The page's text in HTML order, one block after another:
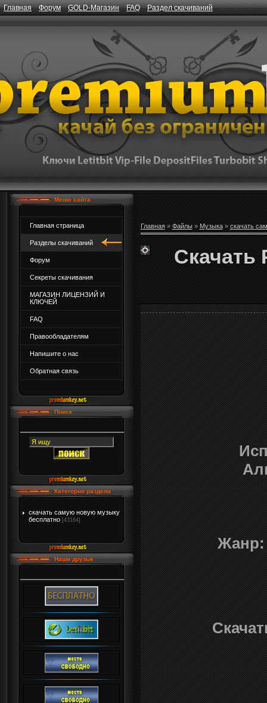
Главная Форум GOLD-Магазин FAQ Раздел скачиваний
Меню сайта
Главная страница
Разделы скачиваний
Форум
Секреты скачивания
МАГАЗИН ЛИЦЕНЗИЙ И
КЛЮЧЕЙ
FAQ
Правообладателям
Напишите о нас
Обратная связь
Поиск
Категории раздела
скачать самую новую музыку
бесплатно [43164]
Наши друзья
Главная» Файлы» Музыка» скачать
Скачать
Жанр: